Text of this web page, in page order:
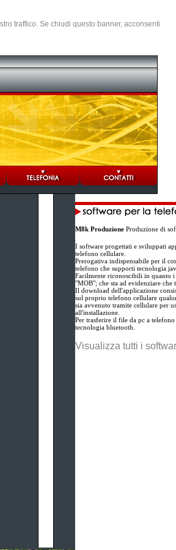
traffico. Se chiudi questo banner, acconsenti
M8k Produzione Produzione di
I software progettati e sviluppati
telefono cellulare.
Prerogativa indispensabile per il
telefono che supporti tecnologia
Facilmente riconoscibili in quanto
"MOB"; che sta ad evidenziare
Il download dell'applicazione
sul proprio telefono cellulare
sia avvenuto tramite cellulare per
all'installazione.
Per trasferire il file da pc a
tecnologia bluetooth.
Visualizza tutti i